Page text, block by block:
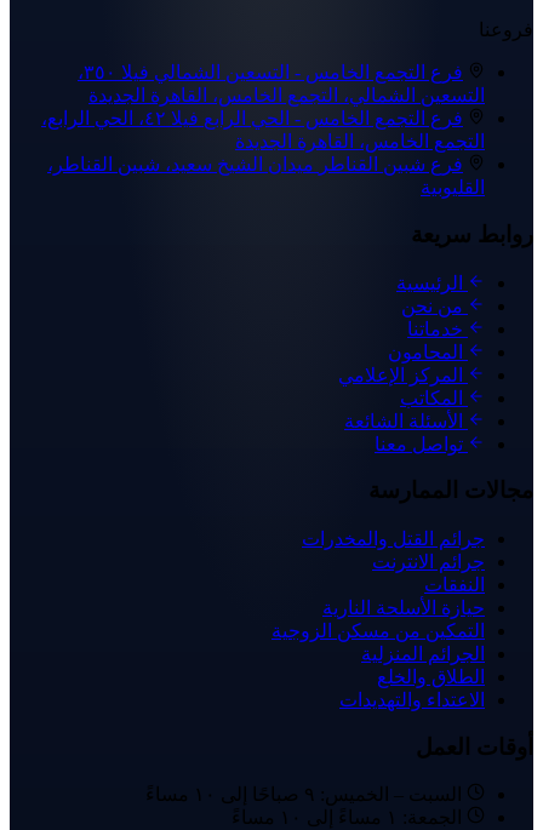
فروعنا
فرع التجمع الخامس - التسعين الشمالي
فيلا ٣٥٠،
التسعين الشمالي، التجمع الخامس، القاهرة الجديدة
فرع التجمع الخامس - الحي الرابع
فيلا ٤٢، الحي الرابع،
التجمع الخامس، القاهرة الجديدة
فرع شبين القناطر ميدان الشيخ سعيد، شبين القناطر،
القليوبية
روابط سريعة
الرئيسية
من نحن
خدماتنا
المحامون
المركز الإعلامي
المكاتب
الأسئلة الشائعة
تواصل معنا
مجالات الممارسة
جرائم القتل والمخدرات
جرائم الانترنت
النفقات
حيازة الأسلحة النارية
التمكين من مسكن الزوجية
الجرائم المنزلية
الطلاق والخلع
الاعتداء والتهديدات
أوقات العمل
السبت – الخميس: ٩ صباحًا إلى ١٠ مساءً
الجمعة: ١ مساءً إلى ١٠ مساءً